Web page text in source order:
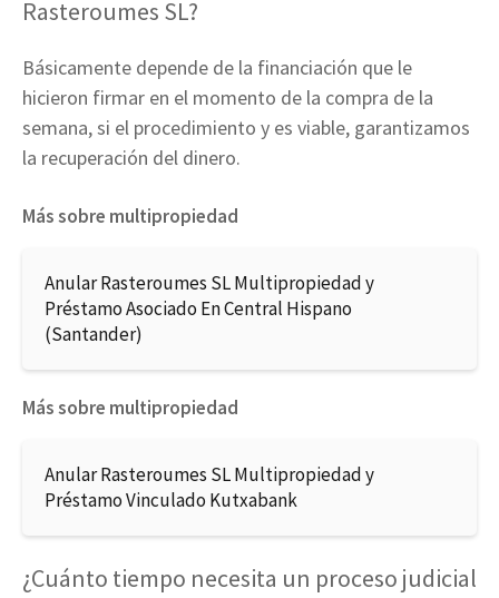
Rasteroumes SL?
Básicamente depende de la financiación que le
hicieron firmar en el momento de la compra de la
semana, si el procedimiento y es viable, garantizamos
la recuperación del dinero.
Más sobre multipropiedad
Anular Rasteroumes SL Multipropiedad y
Préstamo Asociado En Central Hispano
(Santander)
Más sobre multipropiedad
Anular Rasteroumes SL Multipropiedad y
Préstamo Vinculado Kutxabank
¿Cuánto tiempo necesita un proceso judicial